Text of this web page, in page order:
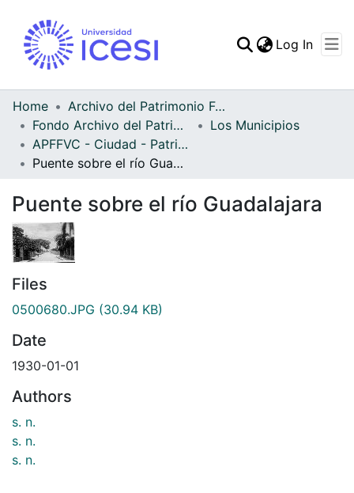
Statistics
Log In
Home
Archivo del Patrimonio Fotográfico y Fílmico del Valle del Cauca
Fondo Archivo del Patrimonio Fotográfico y Fílmico del Valle del Cauca
Los Municipios
APFFVC - Ciudad - Patrimonial
Puente sobre el río Guadalajara
Puente sobre el río Guadalajara
Files
0500680.JPG (30.94 KB)
Date
1930-01-01
Authors
s. n.
s. n.
s. n.